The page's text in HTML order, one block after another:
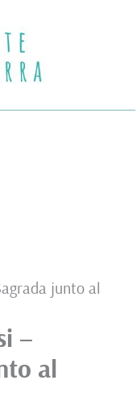
junto al
–
al